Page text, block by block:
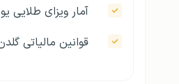
آمار ویزای طلایی
قوانین مالیاتی